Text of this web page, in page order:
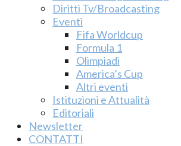
Diritti Tv/Broadcasting
Eventi
Fifa Worldcup
Formula 1
Olimpiadi
America’s Cup
Altri eventi
Istituzioni e Attualità
Editoriali
Newsletter
CONTATTI